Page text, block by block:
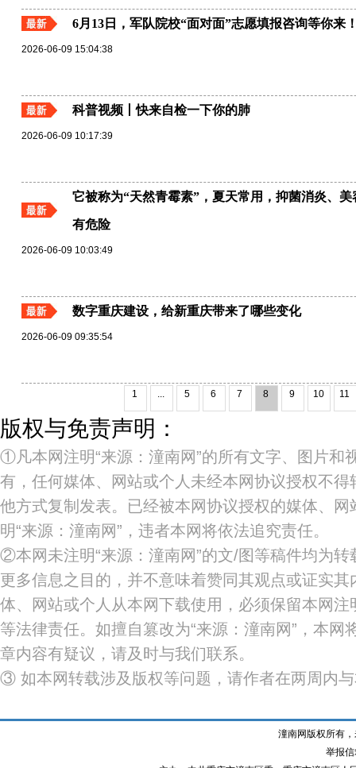
6月13日，军队院校“面对面”志愿填报咨询等你来
2026-06-09 15:04:38
科普视频丨快来自检一下你的肺
2026-06-09 10:17:39
它被称为“天然青霉素”，夏天常用，抑菌消炎、
有危险
2026-06-09 10:03:49
数字重庆建设，给新重庆带来了哪些变化
2026-06-09 09:35:54
1 ... 5 6 7 8 9 10 11
版权与免责声明：
①凡本网注明“来源：潼南网”的所有文字、图片和
有，任何媒体、网站或个人未经本网协议授权不
他方式复制发表。已经被本网协议授权的媒体、
明“来源：潼南网”，违者本网将依法追究责任。
②本网未注明“来源：潼南网”的文/图等稿件均为
更多信息之目的，并不意味着赞同其观点或证实
体、网站或个人从本网下载使用，必须保留本网注
等法律责任。如擅自篡改为“来源：潼南网”，本网
章内容有疑议，请及时与我们联系。
③ 如本网转载涉及版权等问题，请作者在两周内
潼南网版权所有
举报